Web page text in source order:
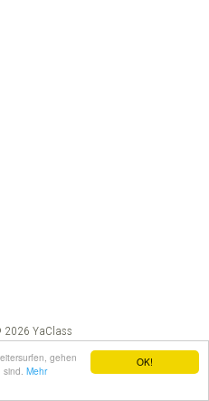
OK!
gehen
sind. Mehr
YaClass
AGB